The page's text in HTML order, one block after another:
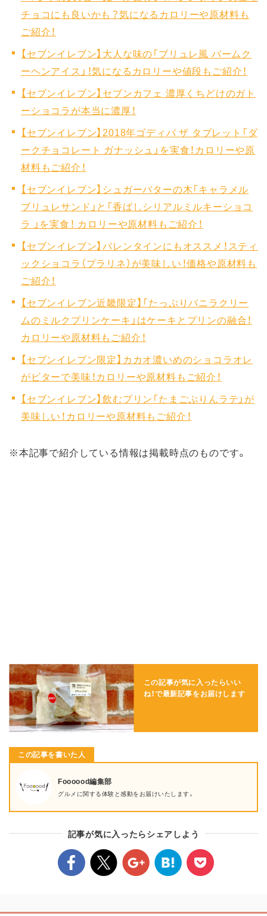
チョコにも良いかも？気になるカロリーや原材料も
ご紹介！
【セブンイレブン】大人な味の「ブリュレ風 バームク
ーヘンアイス」！気になるカロリーや値段もご紹介！
【セブンイレブン】セブンカフェ 濃厚くちどけのガト
ーショコラが本当に濃厚！
【セブンイレブン】2018年ゴディバ ザ タブレット「ダ
ークチョコレート ガナッシュ」を実食！カロリーや原
材料もご紹介！
【セブンイレブン】シュガーバターの木「キャラメル
ブリュレサンド」と「香ばしシリアルミルキーショコ
ラ 」を実食！ カロリーや原材料もご紹介！
【セブンイレブン】バレンタインにもオススメ！スティ
ックショコラ（プラリネ）が美味しい！価格や原材料も
ご紹介！
【セブンイレブン近畿限定】「たっぷりバニラクリー
ムのミルクプリンケーキ」はケーキとプリンの融合！
カロリーや原材料もご紹介！
【セブンイレブン限定】カカオ濃いめのショコラオレ
がビターで美味！カロリーや原材料もご紹介！
【セブンイレブン】飲むプリン「たまごぷりんラテ」が
美味しい！カロリーや原材料もご紹介！
※本記事で紹介している情報は掲載時点のものです。
この記事が気に入ったらいい
ね！で最新記事をお届けします
この記事を書いた人
Foooood編集部
グルメに関する体験と感動をお届けいたします。
記事が気に入ったらシェアしよう